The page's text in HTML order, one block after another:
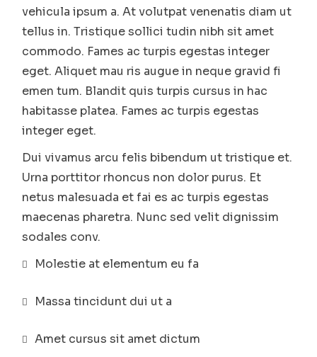
vehicula ipsum a. At volutpat venenatis diam ut
tellus in. Tristique sollici tudin nibh sit amet
commodo. Fames ac turpis egestas integer
eget. Aliquet mau ris augue in neque gravid fi
emen tum. Blandit quis turpis cursus in hac
habitasse platea. Fames ac turpis egestas
integer eget.
Dui vivamus arcu felis bibendum ut tristique et.
Urna porttitor rhoncus non dolor purus. Et
netus malesuada et fai es ac turpis egestas
maecenas pharetra. Nunc sed velit dignissim
sodales conv.
Molestie at elementum eu fa
Massa tincidunt dui ut a
Amet cursus sit amet dictum